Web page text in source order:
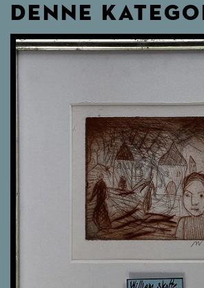
DENNE